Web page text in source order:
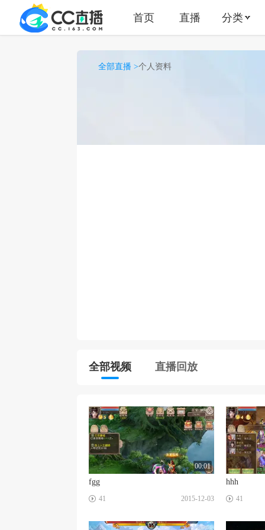
首页 直播 分类
全部直播 >个人资料
全部视频 直播回放
00:01
fgg
41 2015-12-03
hhh
41